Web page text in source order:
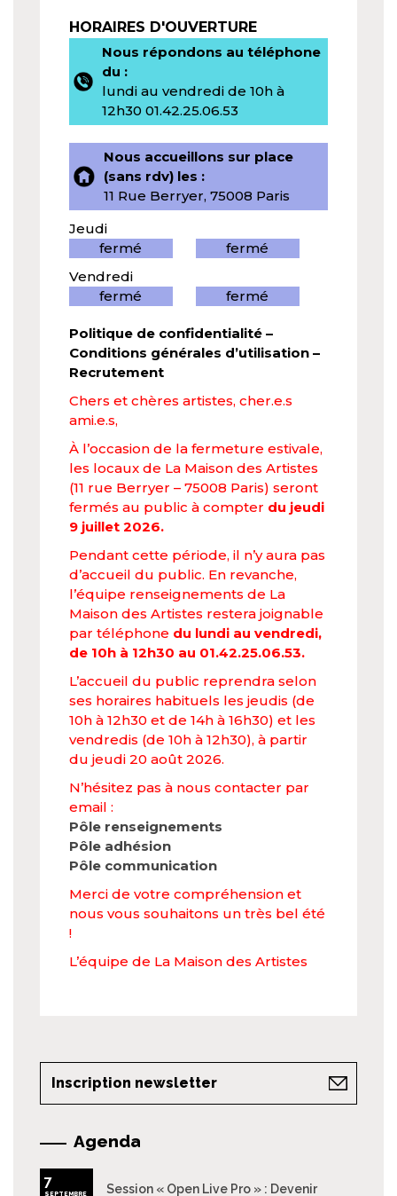
HORAIRES D'OUVERTURE
Nous répondons au téléphone
du :
lundi au vendredi de 10h à
12h30 01.42.25.06.53
Nous accueillons sur place
(sans rdv) les :
11 Rue Berryer, 75008 Paris
Jeudi
fermé
fermé
Vendredi
fermé
fermé
Politique de confidentialité –
Conditions générales d’utilisation –
Recrutement
Chers et chères artistes, cher.e.s
ami.e.s,
À l’occasion de la fermeture estivale,
les locaux de La Maison des Artistes
(11 rue Berryer – 75008 Paris) seront
fermés au public à compter du jeudi
9 juillet 2026.
Pendant cette période, il n’y aura pas
d’accueil du public. En revanche,
l’équipe renseignements de La
Maison des Artistes restera joignable
par téléphone du lundi au vendredi,
de 10h à 12h30 au 01.42.25.06.53.
L’accueil du public reprendra selon
ses horaires habituels les jeudis (de
10h à 12h30 et de 14h à 16h30) et les
vendredis (de 10h à 12h30), à partir
du jeudi 20 août 2026.
N’hésitez pas à nous contacter par
email :
Pôle renseignements
Pôle adhésion
Pôle communication
Merci de votre compréhension et
nous vous souhaitons un très bel été
!
L’équipe de La Maison des Artistes
Inscription newsletter
Agenda
7
SEPTEMBRE
Session « Open Live Pro » : Devenir